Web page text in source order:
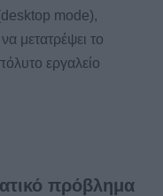
(desktop mode),
μετατρέψει το
εργαλείο
πρόβλημα